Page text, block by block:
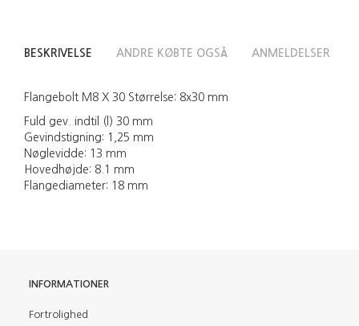
BESKRIVELSE ANDRE KØBTE OGSÅ ANMELDELSER
Flangebolt M8 X 30 Størrelse: 8x30 mm
Fuld gev. indtil (l) 30 mm
Gevindstigning: 1,25 mm
Nøglevidde: 13 mm
Hovedhøjde: 8.1 mm
Flangediameter: 18 mm
INFORMATIONER
Fortrolighed